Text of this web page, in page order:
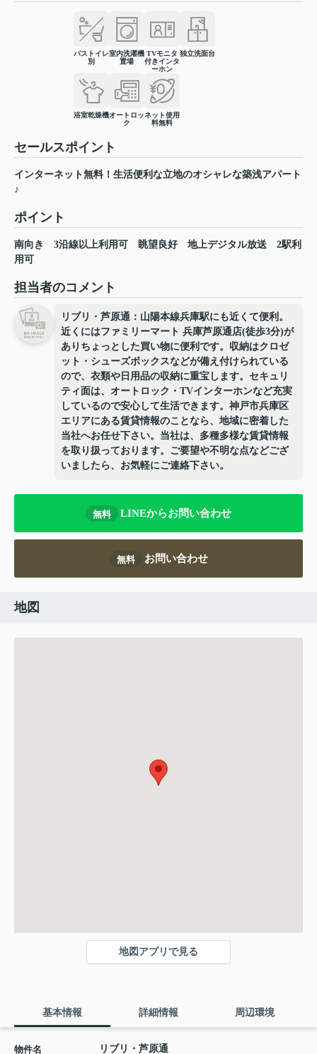
バストイレ
別
室内洗濯機
置場
TVモニタ
付きインタ
ーホン
独立洗面台
浴室乾燥機オートロッ
ク
ネット使用
料無料
セールスポイント
インターネット無料！生活便利な立地のオシャレな築浅アパート
♪
ポイント
南向き 3沿線以上利用可 眺望良好 地上デジタル放送
2駅利
用可
担当者のコメント
リブリ・芦原通：山陽本線兵庫駅にも近くて便利。
近くにはファミリーマート 兵庫芦原通店(徒歩3分)が
ありちょっとした買い物に便利です。収納はクロゼ
ット・シューズボックスなどが備え付けられている
ので、衣類や日用品の収納に重宝します。セキュリ
ティ面は、オートロック・TVインターホンなど充実
しているので安心して生活できます。神戸市兵庫区
エリアにある賃貸情報のことなら、地域に密着した
当社へお任せ下さい。当社は、多種多様な賃貸情報
を取り扱っております。ご要望や不明な点などござ
いましたら、お気軽にご連絡下さい。
無料 LINEからお問い合わせ
無料 お問い合わせ
地図
地図アプリで見る
基本情報 詳細情報 周辺環境
物件名 リブリ・芦原通